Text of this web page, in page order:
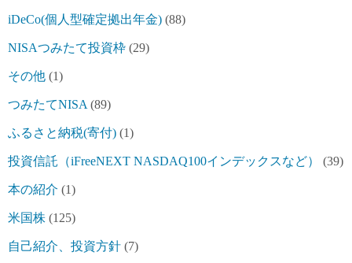
iDeCo(個人型確定拠出年金) (88)
NISAつみたて投資枠 (29)
その他 (1)
つみたてNISA (89)
ふるさと納税(寄付) (1)
投資信託（iFreeNEXT NASDAQ100インデックスなど） (39)
本の紹介 (1)
米国株 (125)
自己紹介、投資方針 (7)